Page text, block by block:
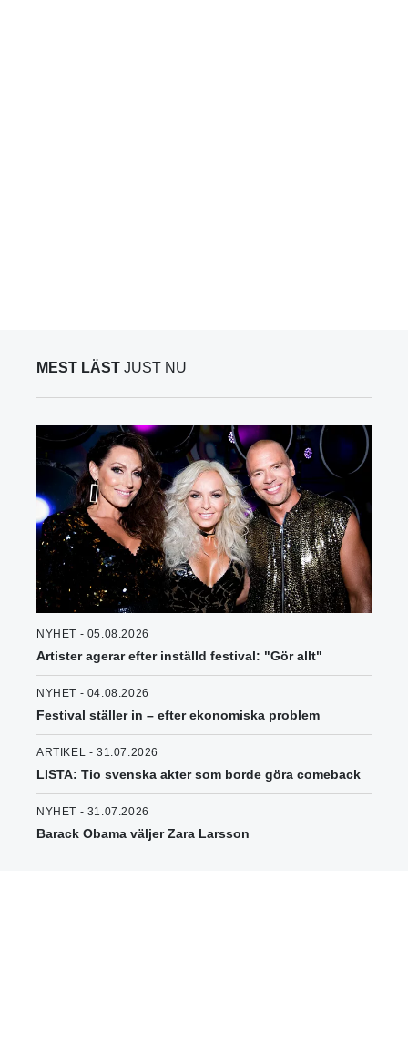
MEST LÄST JUST NU
NYHET - 05.08.2026
Artister agerar efter inställd festival: "Gör allt"
NYHET - 04.08.2026
Festival ställer in – efter ekonomiska problem
ARTIKEL - 31.07.2026
LISTA: Tio svenska akter som borde göra comeback
NYHET - 31.07.2026
Barack Obama väljer Zara Larsson